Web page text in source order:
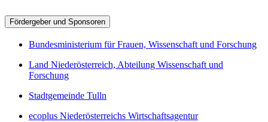
Fördergeber und Sponsoren
Bundesministerium für Frauen, Wissenschaft und Forschung
Land Niederösterreich, Abteilung Wissenschaft und
Forschung
Stadtgemeinde Tulln
ecoplus Niederösterreichs Wirtschaftsagentur